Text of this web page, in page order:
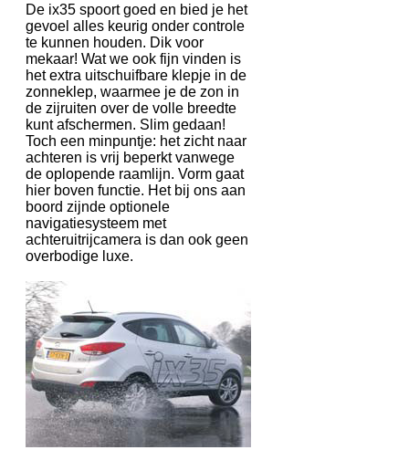
De ix35 spoort goed en bied je het
gevoel alles keurig onder controle
te kunnen houden. Dik voor
mekaar! Wat we ook fijn vinden is
het extra uitschuifbare klepje in de
zonneklep, waarmee je de zon in
de zijruiten over de volle breedte
kunt afschermen. Slim gedaan!
Toch een minpuntje: het zicht naar
achteren is vrij beperkt vanwege
de oplopende raamlijn. Vorm gaat
hier boven functie. Het bij ons aan
boord zijnde optionele
navigatiesysteem met
achteruitrijcamera is dan ook geen
overbodige luxe.